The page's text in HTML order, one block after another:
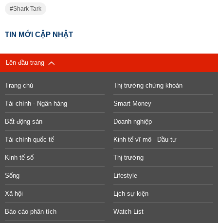
Shark Tark
TIN MỚI CẬP NHẬT
Lên đầu trang
Trang chủ Thị trường chứng khoán
Tài chính - Ngân hàng Smart Money
Bất động sản Doanh nghiệp
Tài chính quốc tế Kinh tế vĩ mô - Đầu tư
Kinh tế số Thị trường
Sống Lifestyle
Xã hội Lịch sự kiện
Báo cáo phân tích Watch List